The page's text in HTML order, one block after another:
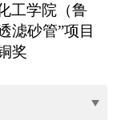
工学院（鲁
滤砂管”项目
奖